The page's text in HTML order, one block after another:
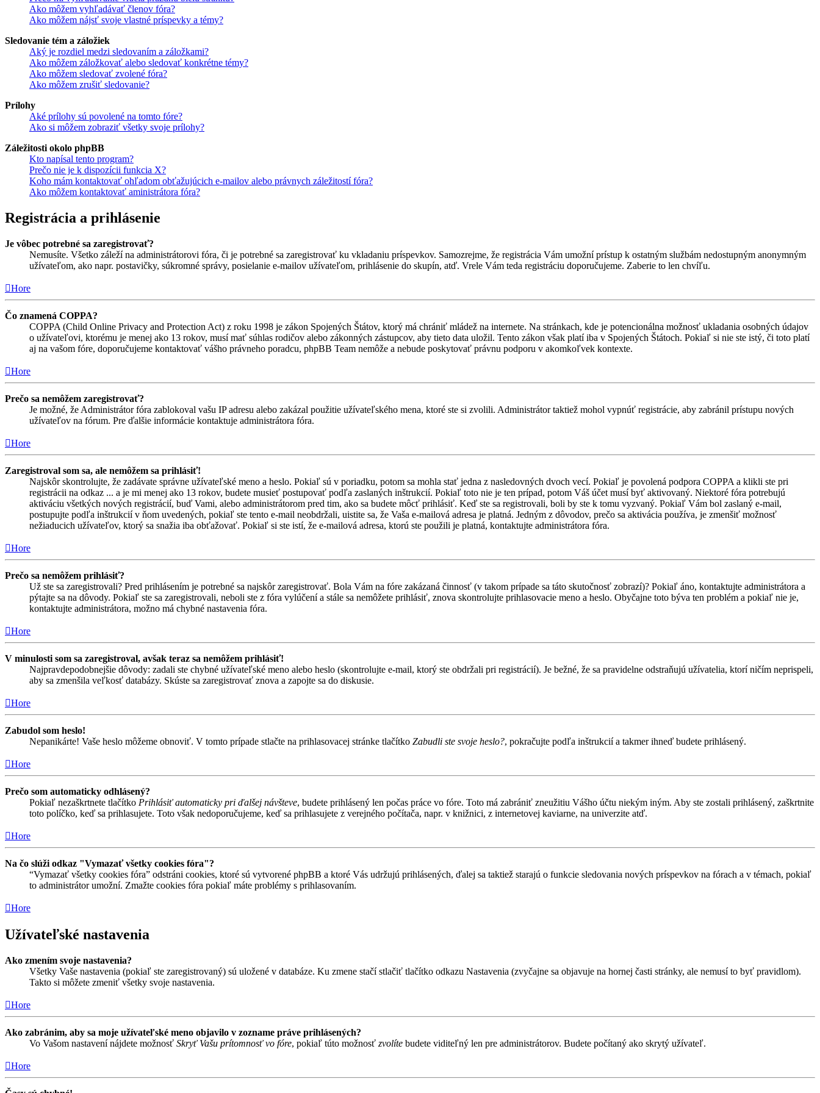
Ako môžem vyhľadávať členov fóra?
Ako môžem nájsť svoje vlastné príspevky a témy?
Sledovanie tém a záložiek
Aký je rozdiel medzi sledovaním a záložkami?
Ako môžem záložkovať alebo sledovať konkrétne témy?
Ako môžem sledovať zvolené fóra?
Ako môžem zrušiť sledovanie?
Prílohy
Aké prílohy sú povolené na tomto fóre?
Ako si môžem zobraziť všetky svoje prílohy?
Záležitosti okolo phpBB
Kto napísal tento program?
Prečo nie je k dispozícii funkcia X?
Koho mám kontaktovať ohľadom obťažujúcich e-mailov alebo právnych záležitostí fóra?
Ako môžem kontaktovať aministrátora fóra?
Registrácia a prihlásenie
Je vôbec potrebné sa zaregistrovať?
Nemusíte. Všetko záleží na administrátorovi fóra, či je potrebné sa zaregistrovať ku vkladaniu príspevkov. Samozrejme, že registrácia Vám umožní prístup k ostatným službám nedostupným anonymným
užívateľom, ako napr. postavičky, súkromné správy, posielanie e-mailov užívateľom, prihlásenie do skupín, atď. Vrele Vám teda registráciu doporučujeme. Zaberie to len chvíľu.
Hore
Čo znamená COPPA?
COPPA (Child Online Privacy and Protection Act) z roku 1998 je zákon Spojených Štátov, ktorý má chrániť mládež na internete. Na stránkach, kde je potencionálna možnosť ukladania osobných údajov
o užívateľovi, ktorému je menej ako 13 rokov, musí mať súhlas rodičov alebo zákonných zástupcov, aby tieto data uložil. Tento zákon však platí iba v Spojených Štátoch. Pokiaľ si nie ste istý, či toto platí
aj na vašom fóre, doporučujeme kontaktovať vášho právneho poradcu, phpBB Team nemôže a nebude poskytovať právnu podporu v akomkoľvek kontexte.
Hore
Prečo sa nemôžem zaregistrovať?
Je možné, že Administrátor fóra zablokoval vašu IP adresu alebo zakázal použitie užívateľského mena, ktoré ste si zvolili. Administrátor taktiež mohol vypnúť registrácie, aby zabránil prístupu nových
užívateľov na fórum. Pre ďalšie informácie kontaktuje administrátora fóra.
Hore
Zaregistroval som sa, ale nemôžem sa prihlásiť!
Najskôr skontrolujte, že zadávate správne užívateľské meno a heslo. Pokiaľ sú v poriadku, potom sa mohla stať jedna z nasledovných dvoch vecí. Pokiaľ je povolená podpora COPPA a klikli ste pri
registrácii na odkaz ... a je mi menej ako 13 rokov, budete musieť postupovať podľa zaslaných inštrukcií. Pokiaľ toto nie je ten prípad, potom Váš účet musí byť aktivovaný. Niektoré fóra potrebujú
aktiváciu všetkých nových registrácií, buď Vami, alebo administrátorom pred tim, ako sa budete môcť prihlásiť. Keď ste sa registrovali, boli by ste k tomu vyzvaný. Pokiaľ Vám bol zaslaný e-mail,
postupujte podľa inštrukcií v ňom uvedených, pokiaľ ste tento e-mail neobdržali, uistite sa, že Vaša e-mailová adresa je platná. Jedným z dôvodov, prečo sa aktivácia používa, je zmenšiť možnosť
nežiaducich užívateľov, ktorý sa snažia iba obťažovať. Pokiaľ si ste istí, že e-mailová adresa, ktorú ste použili je platná, kontaktujte administrátora fóra.
Hore
Prečo sa nemôžem prihlásiť?
Už ste sa zaregistrovali? Pred prihlásením je potrebné sa najskôr zaregistrovať. Bola Vám na fóre zakázaná činnosť (v takom prípade sa táto skutočnosť zobrazí)? Pokiaľ áno, kontaktujte administrátora a
pýtajte sa na dôvody. Pokiaľ ste sa zaregistrovali, neboli ste z fóra vylúčení a stále sa nemôžete prihlásiť, znova skontrolujte prihlasovacie meno a heslo. Obyčajne toto býva ten problém a pokiaľ nie je,
kontaktujte administrátora, možno má chybné nastavenia fóra.
Hore
V minulosti som sa zaregistroval, avšak teraz sa nemôžem prihlásiť!
Najpravdepodobnejšie dôvody: zadali ste chybné užívateľské meno alebo heslo (skontrolujte e-mail, ktorý ste obdržali pri registrácií). Je bežné, že sa pravidelne odstraňujú užívatelia, ktorí ničím neprispeli,
aby sa zmenšila veľkosť databázy. Skúste sa zaregistrovať znova a zapojte sa do diskusie.
Hore
Zabudol som heslo!
Nepanikárte! Vaše heslo môžeme obnoviť. V tomto prípade stlačte na prihlasovacej stránke tlačítko Zabudli ste svoje heslo?, pokračujte podľa inštrukcií a takmer ihneď budete prihlásený.
Hore
Prečo som automaticky odhlásený?
Pokiaľ nezaškrtnete tlačítko Prihlásiť automaticky pri ďalšej návšteve, budete prihlásený len počas práce vo fóre. Toto má zabrániť zneužitiu Vášho účtu niekým iným. Aby ste zostali prihlásený, zaškrtnite
toto políčko, keď sa prihlasujete. Toto však nedoporučujeme, keď sa prihlasujete z verejného počítača, napr. v knižnici, z internetovej kaviarne, na univerzite atď.
Hore
Na čo slúži odkaz "Vymazať všetky cookies fóra"?
“Vymazať všetky cookies fóra” odstráni cookies, ktoré sú vytvorené phpBB a ktoré Vás udržujú prihlásených, ďalej sa taktiež starajú o funkcie sledovania nových príspevkov na fórach a v témach, pokiaľ
to administrátor umožní. Zmažte cookies fóra pokiaľ máte problémy s prihlasovaním.
Hore
Užívateľské nastavenia
Ako zmením svoje nastavenia?
Všetky Vaše nastavenia (pokiaľ ste zaregistrovaný) sú uložené v databáze. Ku zmene stačí stlačiť tlačítko odkazu Nastavenia (zvyčajne sa objavuje na hornej časti stránky, ale nemusí to byť pravidlom).
Takto si môžete zmeniť všetky svoje nastavenia.
Hore
Ako zabránim, aby sa moje užívateľské meno objavilo v zozname práve prihlásených?
Vo Vašom nastavení nájdete možnosť Skryť Vašu prítomnosť vo fóre, pokiaľ túto možnosť zvolíte budete viditeľný len pre administrátorov. Budete počítaný ako skrytý užívateľ.
Hore